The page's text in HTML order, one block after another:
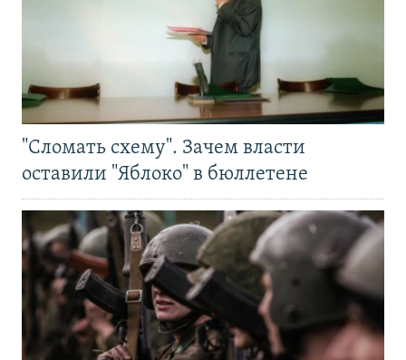
"Сломать схему". Зачем власти
оставили "Яблоко" в бюллетене